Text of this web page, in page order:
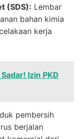
(SDS): Lembar
bahan kimia
kerja
Izin PKD
pembersih
berjalan